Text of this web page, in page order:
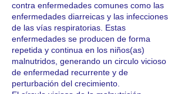
contra enfermedades comunes como las
enfermedades diarreicas y las infecciones
de las vías respiratorias. Estas
enfermedades se producen de forma
repetida y continua en los niños(as)
malnutridos, generando un circulo vicioso
de enfermedad recurrente y de
perturbación del crecimiento.